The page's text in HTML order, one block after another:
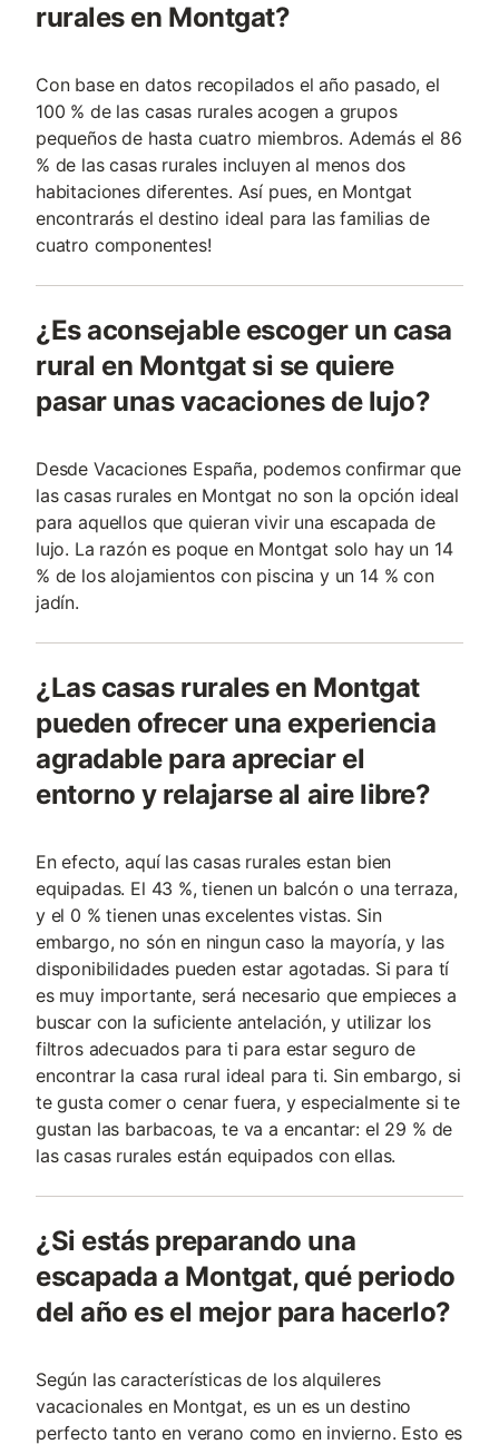
rurales en Montgat?
Con base en datos recopilados el año pasado, el
100 % de las casas rurales acogen a grupos
pequeños de hasta cuatro miembros. Además el 86
% de las casas rurales incluyen al menos dos
habitaciones diferentes. Así pues, en Montgat
encontrarás el destino ideal para las familias de
cuatro componentes!
¿Es aconsejable escoger un casa
rural en Montgat si se quiere
pasar unas vacaciones de lujo?
Desde Vacaciones España, podemos confirmar que
las casas rurales en Montgat no son la opción ideal
para aquellos que quieran vivir una escapada de
lujo. La razón es poque en Montgat solo hay un 14
% de los alojamientos con piscina y un 14 % con
jadín.
¿Las casas rurales en Montgat
pueden ofrecer una experiencia
agradable para apreciar el
entorno y relajarse al aire libre?
En efecto, aquí las casas rurales estan bien
equipadas. El 43 %, tienen un balcón o una terraza,
y el 0 % tienen unas excelentes vistas. Sin
embargo, no són en ningun caso la mayoría, y las
disponibilidades pueden estar agotadas. Si para tí
es muy importante, será necesario que empieces a
buscar con la suficiente antelación, y utilizar los
filtros adecuados para ti para estar seguro de
encontrar la casa rural ideal para ti. Sin embargo, si
te gusta comer o cenar fuera, y especialmente si te
gustan las barbacoas, te va a encantar: el 29 % de
las casas rurales están equipados con ellas.
¿Si estás preparando una
escapada a Montgat, qué periodo
del año es el mejor para hacerlo?
Según las características de los alquileres
vacacionales en Montgat, es un es un destino
perfecto tanto en verano como en invierno. Esto es